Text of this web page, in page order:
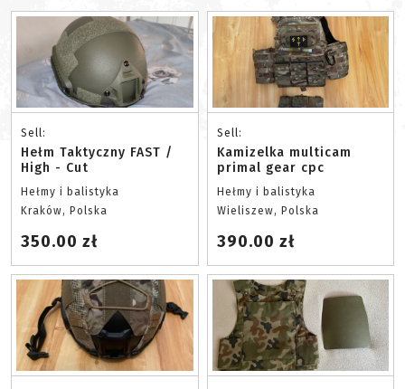
Sell:
Hełm Taktyczny FAST /
High - Cut
Hełmy i balistyka
Kraków, Polska
350.00 zł
Sell:
Kamizelka multicam
primal gear cpc
Hełmy i balistyka
Wieliszew, Polska
390.00 zł